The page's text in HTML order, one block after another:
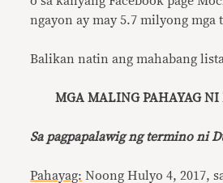
ngayon ay may 5.7 milyong mga
Balikan natin ang mahabang
MGA MALING PAHAYAG NI
Sa pagpapalawig ng termino ni
Pahayag: Noong Hulyo 4, 2017,